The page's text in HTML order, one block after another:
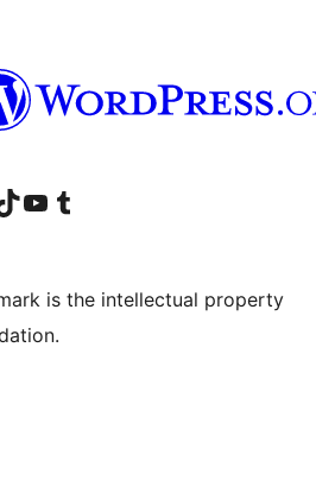
অ্যাকাউন্টটি দেখুন
আমাদের ইউটিউব চ্যানেলে যান আমাদের টাম্বলার অ্যাকাউন্ট দেখুন
is the intellectual property